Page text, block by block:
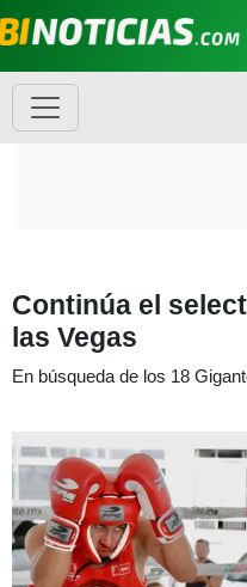
Continúa el
las Vegas
En búsqueda de los 18